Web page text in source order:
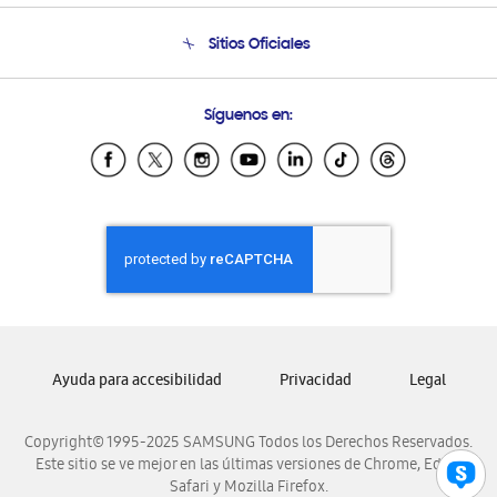
Condiciones de Compra
Soporte vía eMail
Sitios Oficiales
Samsung Ecuador
Samsung El Salvador
Samsung Honduras
Samsung Nicaragua
Samsung Panamá
Samsung Venezuela
Síguenos en:
Copyright© 1995-2025 SAMSUNG Todos los Derechos Reservados.
Este sitio se ve mejor en las últimas versiones de Chrome, Edge,
Safari y Mozilla Firefox.
Ayuda para accesibilidad Privacidad Legal